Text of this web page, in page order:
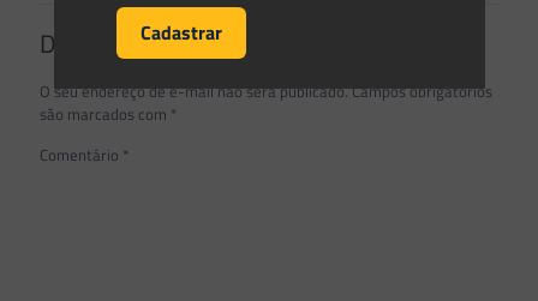
Deixe um comentário
O seu endereço de e-mail não será publicado.Campos obrigatórios
são marcados com *
Comentário *